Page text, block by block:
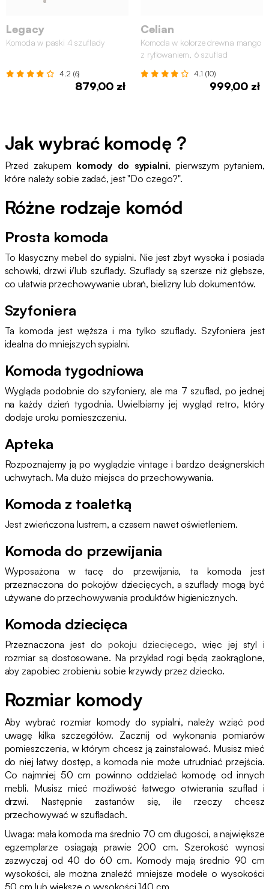
Legacy
Komoda w paski 4 szuflady
4.2 (6)
879,00 zł
Celian
Komoda w kolorze drewna mango
z ryflowaniem, 6 szuflad
4.1 (10)
999,00 zł
Jak wybrać komodę ?
Przed zakupem komody do sypialni, pierwszym pytaniem,
które należy sobie zadać, jest "Do czego?".
Różne rodzaje komód
Prosta komoda
To klasyczny mebel do sypialni. Nie jest zbyt wysoka i posiada
schowki, drzwi i/lub szuflady. Szuflady są szersze niż głębsze,
co ułatwia przechowywanie ubrań, bielizny lub dokumentów.
Szyfoniera
Ta komoda jest węższa i ma tylko szuflady. Szyfoniera jest
idealna do mniejszych sypialni.
Komoda tygodniowa
Wygląda podobnie do szyfoniery, ale ma 7 szuflad, po jednej
na każdy dzień tygodnia. Uwielbiamy jej wygląd retro, który
dodaje uroku pomieszczeniu.
Apteka
Rozpoznajemy ją po wyglądzie vintage i bardzo designerskich
uchwytach. Ma dużo miejsca do przechowywania.
Komoda z toaletką
Jest zwieńczona lustrem, a czasem nawet oświetleniem.
Komoda do przewijania
Wyposażona w tacę do przewijania, ta komoda jest
przeznaczona do pokojów dziecięcych, a szuflady mogą być
używane do przechowywania produktów higienicznych.
Komoda dziecięca
Przeznaczona jest do pokoju dziecięcego, więc jej styl i
rozmiar są dostosowane. Na przykład rogi będą zaokrąglone,
aby zapobiec zrobieniu sobie krzywdy przez dziecko.
Rozmiar komody
Aby wybrać rozmiar komody do sypialni, należy wziąć pod
uwagę kilka szczegółów. Zacznij od wykonania pomiarów
pomieszczenia, w którym chcesz ją zainstalować. Musisz mieć
do niej łatwy dostęp, a komoda nie może utrudniać przejścia.
Co najmniej 50 cm powinno oddzielać komodę od innych
mebli. Musisz mieć możliwość łatwego otwierania szuflad i
drzwi. Następnie zastanów się, ile rzeczy chcesz
przechowywać w szufladach.
Uwaga: mała komoda ma średnio 70 cm długości, a największe
egzemplarze osiągają prawie 200 cm. Szerokość wynosi
zazwyczaj od 40 do 60 cm. Komody mają średnio 90 cm
wysokości, ale można znaleźć mniejsze modele o wysokości
50 cm lub większe o wysokości 140 cm.